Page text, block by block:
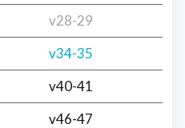
v28-29
v34-35
v40-41
v46-47